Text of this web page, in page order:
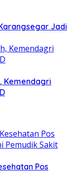
Jadi
Kemendagri
Pos